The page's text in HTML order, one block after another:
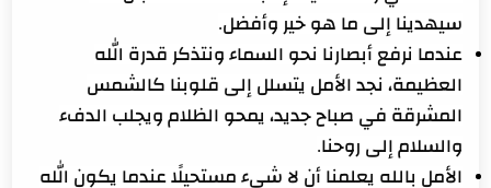
سيهدينا إلى ما هو خير وأفضل.
عندما نرفع أبصارنا نحو السماء ونتذكر قدرة الله
العظيمة، نجد الأمل يتسلل إلى قلوبنا كالشمس
المشرقة في صباح جديد، يمحو الظلام ويجلب الدفء
والسلام إلى روحنا.
الأمل بالله يعلمنا أن لا شيء مستحيلًا عندما يكون الله